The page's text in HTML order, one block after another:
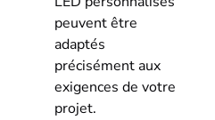
peuvent être
adaptés
précisément aux
exigences de votre
projet.